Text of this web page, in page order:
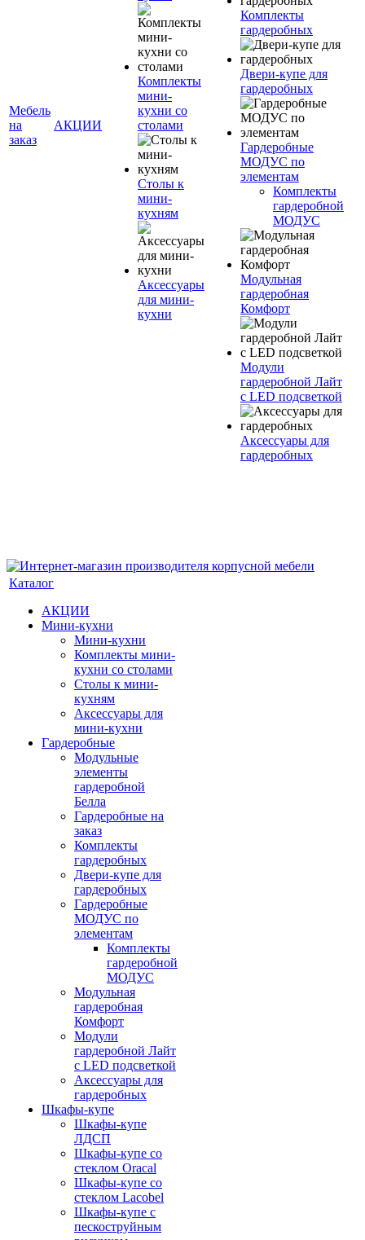
Мебель
на
заказ
АКЦИИ
Комплекты
мини-
кухни со
столами
Столы к
мини-
кухням
Аксессуары
для мини-
кухни
Комплекты
гардеробных
Двери-купе для
гардеробных
Гардеробные
МОДУС по
элементам
Комплекты
гардеробной
МОДУС
Модульная
гардеробная
Комфорт
Модули
гардеробной Лайт
с LED подсветкой
Аксессуары для
гардеробных
Каталог
АКЦИИ
Мини-кухни
Мини-кухни
Комплекты мини-
кухни со столами
Столы к мини-
кухням
Аксессуары для
мини-кухни
Гардеробные
Модульные
элементы
гардеробной
Белла
Гардеробные на
заказ
Комплекты
гардеробных
Двери-купе для
гардеробных
Гардеробные
МОДУС по
элементам
Комплекты
гардеробной
МОДУС
Модульная
гардеробная
Комфорт
Модули
гардеробной Лайт
с LED подсветкой
Аксессуары для
гардеробных
Шкафы-купе
Шкафы-купе
ЛДСП
Шкафы-купе со
стеклом Oracal
Шкафы-купе со
стеклом Lacobel
Шкафы-купе с
пескоструйным